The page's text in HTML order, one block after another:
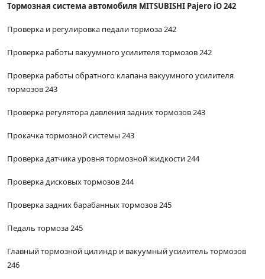
Тормозная система автомобиля MITSUBISHI Pajero iO 242
Проверка и регулировка педали тормоза 242
Проверка работы вакуумного усилителя тормозов 242
Проверка работы обратного клапана вакуумного усилителя
тормозов 243
Проверка регулятора давления задних тормозов 243
Прокачка тормозной системы 243
Проверка датчика уровня тормозной жидкости 244
Проверка дисковых тормозов 244
Проверка задних барабанных тормозов 245
Педаль тормоза 245
Главный тормозной цилиндр и вакуумный усилитель тормозов
246